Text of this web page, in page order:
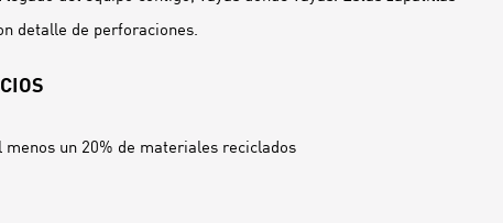
detalle de perforaciones.
menos un 20% de materiales reciclados